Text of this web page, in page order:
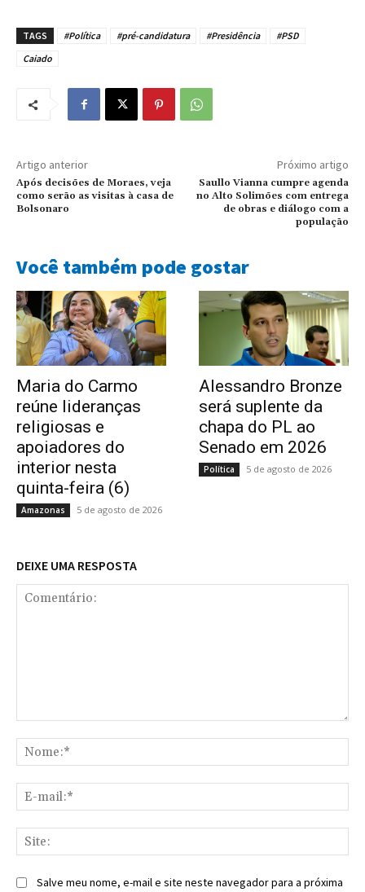
TAGS #Política #pré-candidatura #Presidência
#PSD
Caiado
Artigo anterior
Após decisões de Moraes, veja
como serão as visitas à casa de
Bolsonaro
Próximo artigo
Saullo Vianna cumpre agenda
no Alto Solimões com entrega
de obras e diálogo com a
população
Você também pode gostar
Maria do Carmo
reúne lideranças
religiosas e
apoiadores do
interior nesta
quinta-feira (6)
Amazonas 5 de agosto de 2026
Alessandro Bronze
será suplente da
chapa do PL ao
Senado em 2026
Política 5 de agosto de 2026
DEIXE UMA RESPOSTA
Salve meu nome, e-mail e site neste navegador para a próxima